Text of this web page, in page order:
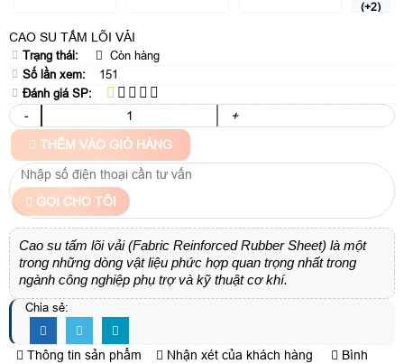
(+2)
CAO SU TẤM LÕI VẢI
Trạng thái:
Còn hàng
Số lần xem:
151
Đánh giá SP:
-
+
THÊM VÀO GIỎ HÀNG
GỌI CHO TÔI
Cao su tấm lõi vải (Fabric Reinforced Rubber Sheet) là một
trong những dòng vật liệu phức hợp quan trọng nhất trong
ngành công nghiệp phụ trợ và kỹ thuật cơ khí.
Chia sẻ:
Thông tin sản phẩm Nhận xét của khách hàng
Bình